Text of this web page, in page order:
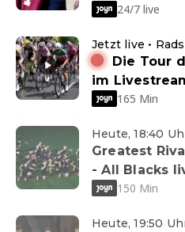
24/7 live
Jetzt live •
Die Tour
im
165 Min
Heute, 18:40
Greatest
- All Blacks
150 Min
Heute, 19:50